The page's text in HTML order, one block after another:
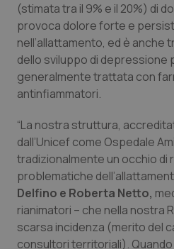
Emilia-Romagna
Friuli Venezia Giulia
Lazio
Liguria
Lombardia
Marche
Molise
Colesterolo &
Dermatite Atopica
Diabete & glucometri
Disturbi dell’umore
Dolore
Donna & Salute
Epatiti
(stimata tra il 9% e il 20%) di
provoca dolore forte e
nell’allattamento, ed è anche
dello sviluppo di depressione
generalmente trattata con
antinfiammatori.
“La nostra struttura,
dall’Unicef come Ospedale
tradizionalmente un occhio di
problematiche
Delfino e Roberta Netto,
rianimatori – che nella nostra
scarsa incidenza (merito del
consultori territoriali).